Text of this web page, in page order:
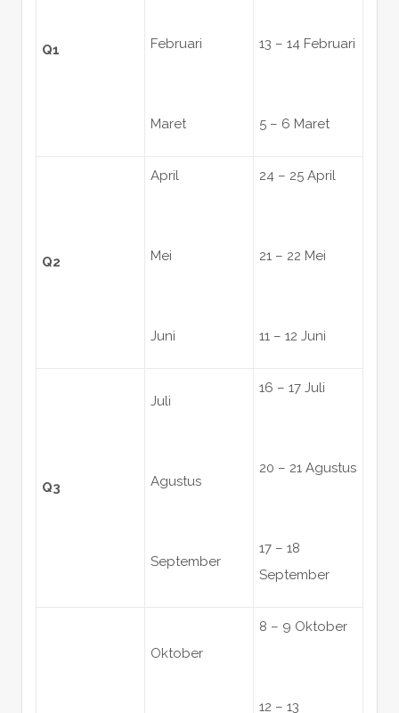
Q1 Februari
Maret
13 – 14 Februari
5 – 6 Maret
Q2
April
Mei
Juni
24 – 25 April
21 – 22 Mei
11 – 12 Juni
Q3
Juli
Agustus
September
16 – 17 Juli
20 – 21 Agustus
17 – 18
September
Oktober
8 – 9 Oktober
12 – 13